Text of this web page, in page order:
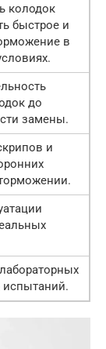
колодок
быстрое и
в
до
замены.
и